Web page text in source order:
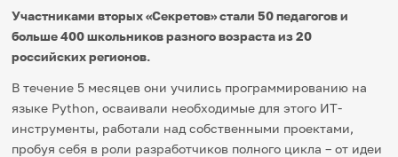
Школа наставников
IT-урок
Методика
Незрячим
English
Регистрация Вход
Участниками вторых «Секретов» стали 50 педагогов и
больше 400 школьников разного возраста из 20
российских регионов.
В течение 5 месяцев они учились программированию на
языке Python, осваивали необходимые для этого ИТ-
инструменты, работали над собственными проектами,
пробуя себя в роли разработчиков полного цикла – от идеи